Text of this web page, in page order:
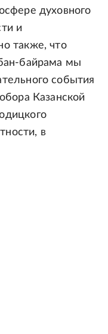
духовного
и
также, что
байрама мы
события
Казанской
в